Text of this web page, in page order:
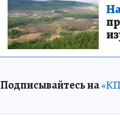
Подписывайтесь на